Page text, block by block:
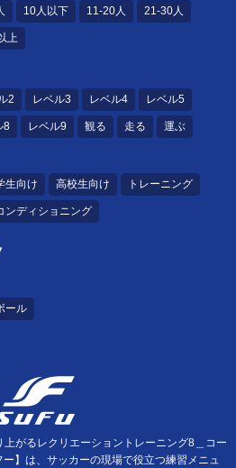
10人以下 11-20人 21-30人
上
2 レベル3 レベル4 レベル5
8 レベル9 観る 走る 運ぶ
生向け 高校生向け トレーニング
ンディショニング
ール
がるレクリエーショントレーニング8＿コー
】は、サッカーの現場で役立つ練習メニュ